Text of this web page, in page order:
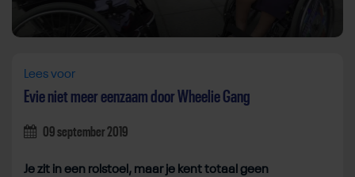
Lees voor
Evie niet meer eenzaam door Wheelie Gang
09 september 2019
Je zit in een rolstoel, maar je kent totaal geen